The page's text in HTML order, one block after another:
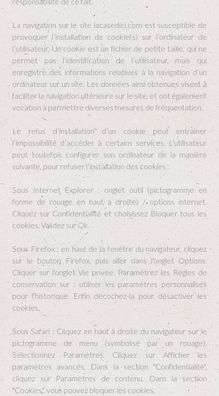
La navigation sur le site lacasedici.com est susceptible de
provoquer l’installation de cookie(s) sur l’ordinateur de
l’utilisateur. Un cookie est un fichier de petite taille, qui ne
permet pas l’identification de l’utilisateur, mais qui
enregistre des informations relatives à la navigation d’un
ordinateur sur un site. Les données ainsi obtenues visent à
faciliter la navigation ultérieure sur le site, et ont également
vocation à permettre diverses mesures de fréquentation.
Le refus d’installation d’un cookie peut entraîner
l’impossibilité d’accéder à certains services. L’utilisateur
peut toutefois configurer son ordinateur de la manière
suivante, pour refuser l’installation des cookies :
Sous Internet Explorer : onglet outil (pictogramme en
forme de rouage en haut a droite) / options internet.
Cliquez sur Confidentialité et choisissez Bloquer tous les
cookies. Validez sur Ok.
Sous Firefox : en haut de la fenêtre du navigateur, cliquez
sur le bouton Firefox, puis aller dans l'onglet Options.
Cliquer sur l'onglet Vie privée. Paramétrez les Règles de
conservation sur : utiliser les paramètres personnalisés
pour l'historique. Enfin décochez-la pour désactiver les
cookies.
Sous Safari : Cliquez en haut à droite du navigateur sur le
pictogramme de menu (symbolisé par un rouage).
Sélectionnez Paramètres. Cliquez sur Afficher les
paramètres avancés. Dans la section "Confidentialité",
cliquez sur Paramètres de contenu. Dans la section
"Cookies", vous pouvez bloquer les cookies.